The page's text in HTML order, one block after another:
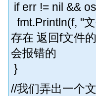
if err != nil &&
fmt.Println(f, "
存在 返回f文件
会报错的
}
//我们弄出一个